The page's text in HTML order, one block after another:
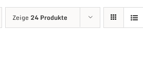
Zeige 24 Produkte